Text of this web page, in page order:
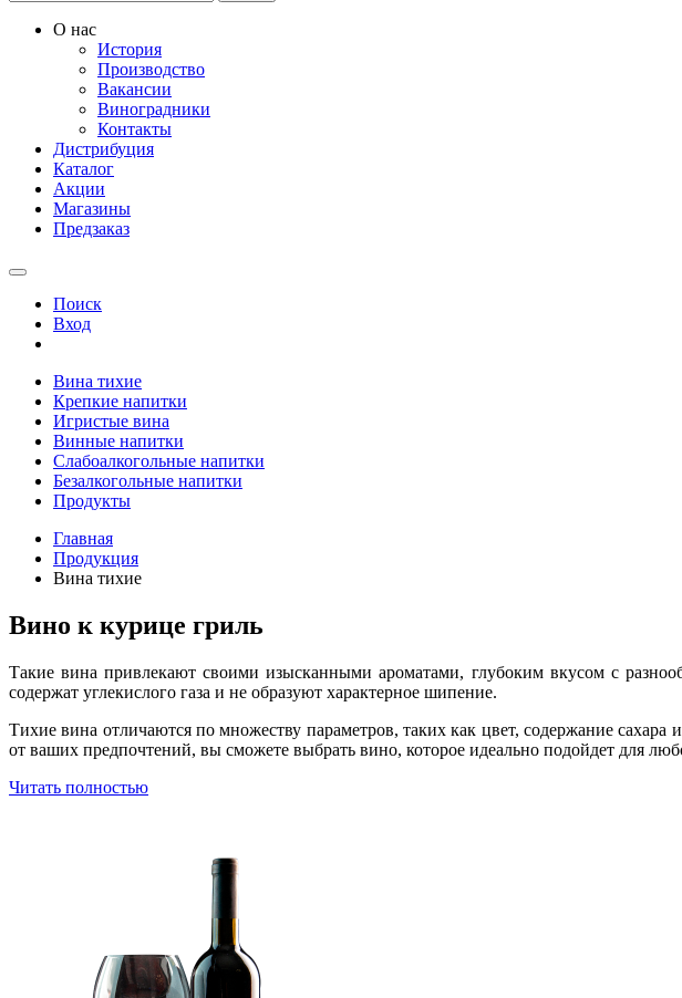
О нас
История
Производство
Вакансии
Виноградники
Контакты
Дистрибуция
Каталог
Акции
Магазины
Предзаказ
Поиск
Вход
Вина тихие
Крепкие напитки
Игристые вина
Винные напитки
Слабоалкогольные напитки
Безалкогольные напитки
Продукты
Главная
Продукция
Вина тихие
Вино к курице гриль
Такие вина привлекают своими изысканными ароматами, глубоким вкусом с
содержат углекислого газа и не образуют характерное шипение.
Тихие вина отличаются по множеству параметров, таких как цвет, содержание
от ваших предпочтений, вы сможете выбрать вино, которое идеально подойдет для
Читать полностью